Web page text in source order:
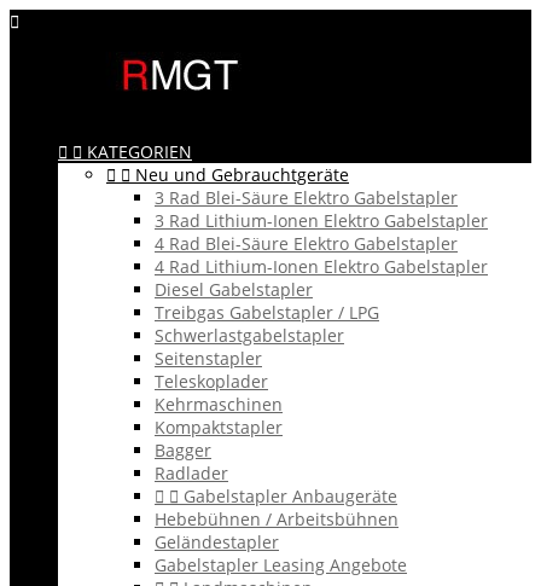

  KATEGORIEN
  Neu und Gebrauchtgeräte
3 Rad Blei-Säure Elektro Gabelstapler
3 Rad Lithium-Ionen Elektro Gabelstapler
4 Rad Blei-Säure Elektro Gabelstapler
4 Rad Lithium-Ionen Elektro Gabelstapler
Diesel Gabelstapler
Treibgas Gabelstapler / LPG
Schwerlastgabelstapler
Seitenstapler
Teleskoplader
Kehrmaschinen
Kompaktstapler
Bagger
Radlader
  Gabelstapler Anbaugeräte
Hebebühnen / Arbeitsbühnen
Geländestapler
Gabelstapler Leasing Angebote